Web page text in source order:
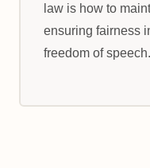
law is how to
ensuring fairness
freedom of speech.